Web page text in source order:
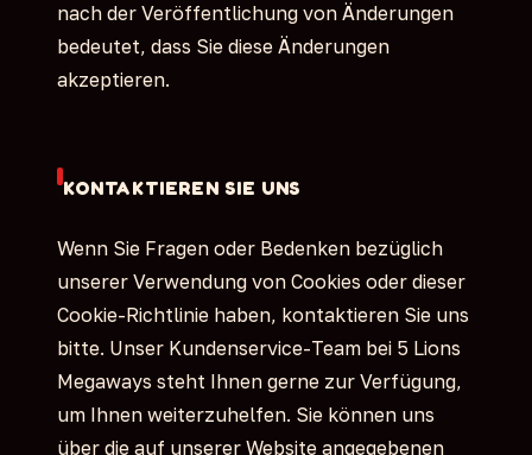
nach der Veröffentlichung von Änderungen
bedeutet, dass Sie diese Änderungen
akzeptieren.
KONTAKTIEREN SIE UNS
Wenn Sie Fragen oder Bedenken bezüglich
unserer Verwendung von Cookies oder dieser
Cookie-Richtlinie haben, kontaktieren Sie uns
bitte. Unser Kundenservice-Team bei 5 Lions
Megaways steht Ihnen gerne zur Verfügung,
um Ihnen weiterzuhelfen. Sie können uns
über die auf unserer Website angegebenen